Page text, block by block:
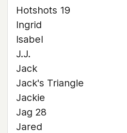
Hotshots 19
Ingrid
Isabel
J.J.
Jack
Jack's Triangle
Jackie
Jag 28
Jared